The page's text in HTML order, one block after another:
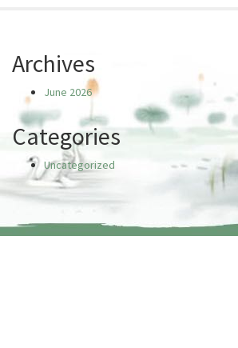
Archives
June 2026
Categories
Uncategorized